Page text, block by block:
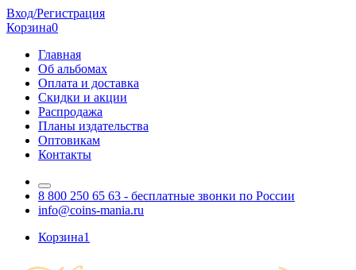
Вход/Регистрация
Корзина0
Главная
Об альбомах
Оплата и доставка
Скидки и акции
Распродажа
Планы издательства
Оптовикам
Контакты
8 800 250 65 63 - бесплатные звонки по России
info@coins-mania.ru
Корзина1